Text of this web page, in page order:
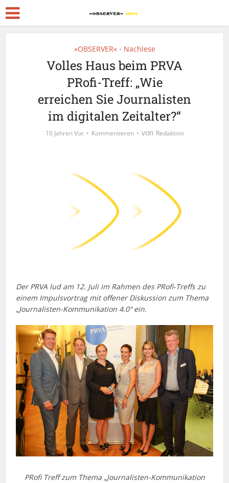
»OBSERVER« • Nachlese
Volles Haus beim PRVA
PRofi-Treff: „Wie
erreichen Sie Journalisten
im digitalen Zeitalter?“
10 Jahren Vor Kommentieren von Redaktion
Der PRVA lud am 12. Juli im Rahmen des PRofi-Treffs zu
einem Impulsvortrag mit offener Diskussion zum Thema
„Journalisten-Kommunikation 4.0“ ein.
PRofi Treff zum Thema „Journalisten-Kommunikation